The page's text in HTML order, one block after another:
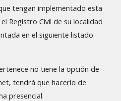
tengan implementado esta
Registro Civil de su localidad
en el siguientelistado.
no tiene la opción de
tendrá que hacerlo de
presencial.